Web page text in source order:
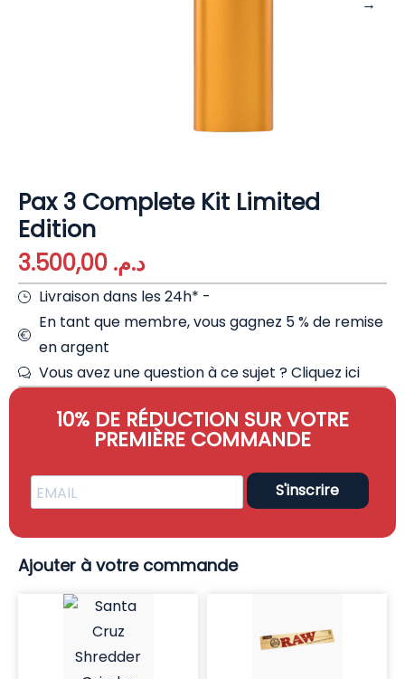
Pax 3 Complete Kit Limited
Edition
د.م.
Livraison dans les 24h* -
En tant que membre, vous gagnez 5 % de remise
en argent
Vous avez une question à ce sujet ?Cliquez ici
10% DE RÉDUCTION SUR VOTRE
PREMIÈRE COMMANDE
S'inscrire
Ajouter à votre commande